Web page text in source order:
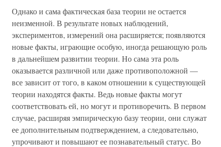
Однако и сама фактическая база теории не остается
неизменной. В результате новых наблюдений,
экспериментов, измерений она расширяется; появляются
новые факты, играющие особую, иногда решающую роль
в дальнейшем развитии теории. Но сама эта роль
оказывается различной или даже противоположной —
все зависит от того, в каком отношении к существующей
теории находятся факты. Ведь новые факты могут
соответствовать ей, но могут и противоречить. В первом
случае, расширяя эмпирическую базу теории, они служат
ее дополнительным подтверждением, а следовательно,
упрочивают и повышают ее познавательный статус. Во